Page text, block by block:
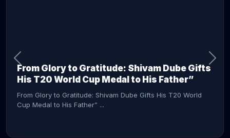
From Glory to Gratitude: Shivam Dube Gifts
His T20 World Cup Medal to His Father”
From Glory to Gratitude: Shivam Dube Gifts His T20 World
Cup Medal to His Father” ...